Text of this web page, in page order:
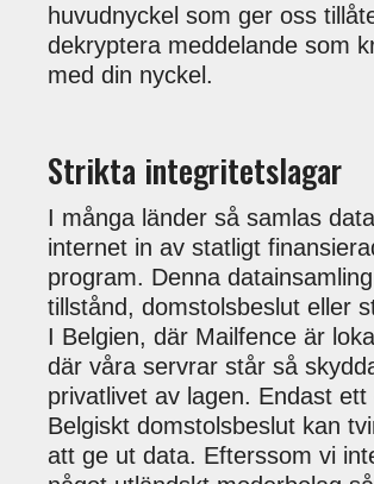
huvudnyckel som ger oss
dekryptera meddelande som
med din nyckel.
Strikta integritetslagar
I många länder så samlas
internet in av statligt
program. Denna
tillstånd, domstolsbeslut eller
I Belgien, där Mailfence är
där våra servrar står så
privatlivet av lagen. Endast ett
Belgiskt domstolsbeslut kan
att ge ut data. Efterssom vi